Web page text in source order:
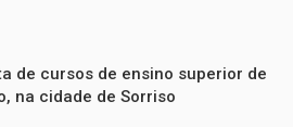
de cursos de ensino superior de
na cidade de Sorriso